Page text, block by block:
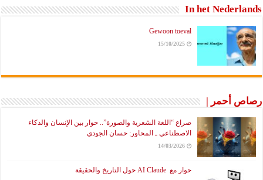
In het Nederlands
Gewoon toeval
15/10/2025
رصاص أحمر |
صراع “اللغة الشعرية والصورة”.. حوار بين الإنسان والذكاء
الاصطناعي ـ المحاور: حسان الجودي
14/03/2026
حوار مع AI Claude حول التاريخ والحقيقة